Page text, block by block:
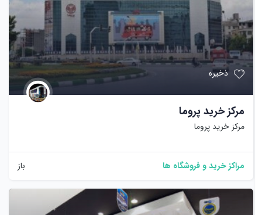
ذخیره
مرکز خرید پروما
مرکز خرید پروما
مراکز خرید و فروشگاه ها باز